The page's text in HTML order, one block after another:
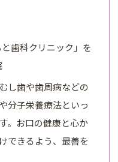
歯科クリニック」を
し歯や歯周病などの
分子栄養療法といっ
。お口の健康と心か
できるよう、最善を